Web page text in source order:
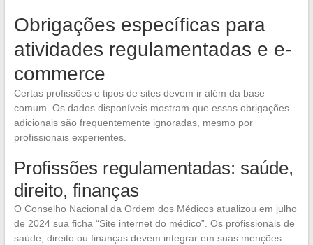
Obrigações específicas para
atividades regulamentadas e e-
commerce
Certas profissões e tipos de sites devem ir além da base
comum. Os dados disponíveis mostram que essas obrigações
adicionais são frequentemente ignoradas, mesmo por
profissionais experientes.
Profissões regulamentadas: saúde,
direito, finanças
O Conselho Nacional da Ordem dos Médicos atualizou em julho
de 2024 sua ficha “Site internet do médico”. Os profissionais de
saúde, direito ou finanças devem integrar em suas menções